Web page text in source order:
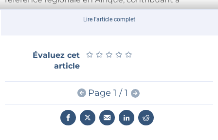
harmoniser les pratiques de certification et à
accompagner les autorités locales.
disposer d’outils capables de couvrir l’ensemble des
technologies émergentes.
Accompagner l’évolution rapide des standards
Avec la transition vers la 5G et l’arrivée de nouvelles
générations de connectivité, les exigences en
matière de test évoluent rapidement. Disposer d’une
Lire l'article complet
Évaluez cet
article
★ ★ ★ ★ ★
★ ★ ★ ★ ★
Page 1 / 1